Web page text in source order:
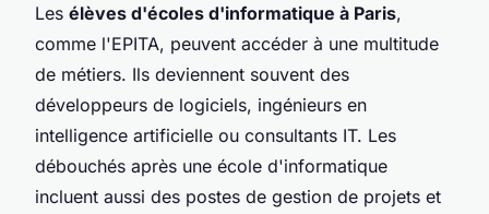
Les élèves d'écoles d'informatique à Paris,
comme l'EPITA, peuvent accéder à une multitude
de métiers. Ils deviennent souvent des
développeurs de logiciels, ingénieurs en
intelligence artificielle ou consultants IT. Les
débouchés après une école d'informatique
incluent aussi des postes de gestion de projets et